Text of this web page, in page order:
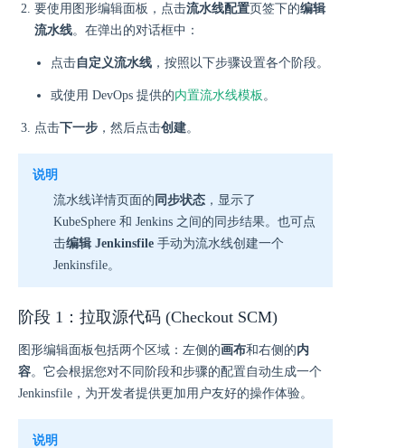
要使用图形编辑面板，点击流水线配置页签下的编辑
流水线。在弹出的对话框中：
点击自定义流水线 ，按照以下步骤设置各个阶段。
或使用 DevOps 提供的内置流水线模板 。
点击下一步 ，然后点击创建。
说明
流水线详情页面的 同步状态 ，显示了
KubeSphere 和 Jenkins 之间的同步结果。也可点
击编辑 Jenkinsfile 手动为流水线创建一个
Jenkinsfile。
阶段 1：拉取源代码 (Checkout SCM)
图形编辑面板包括两个区域：左侧的画布和右侧的内
容。它会根据您对不同阶段和步骤的配置自动生成一个
Jenkinsfile，为开发者提供更加用户友好的操作体验。
说明